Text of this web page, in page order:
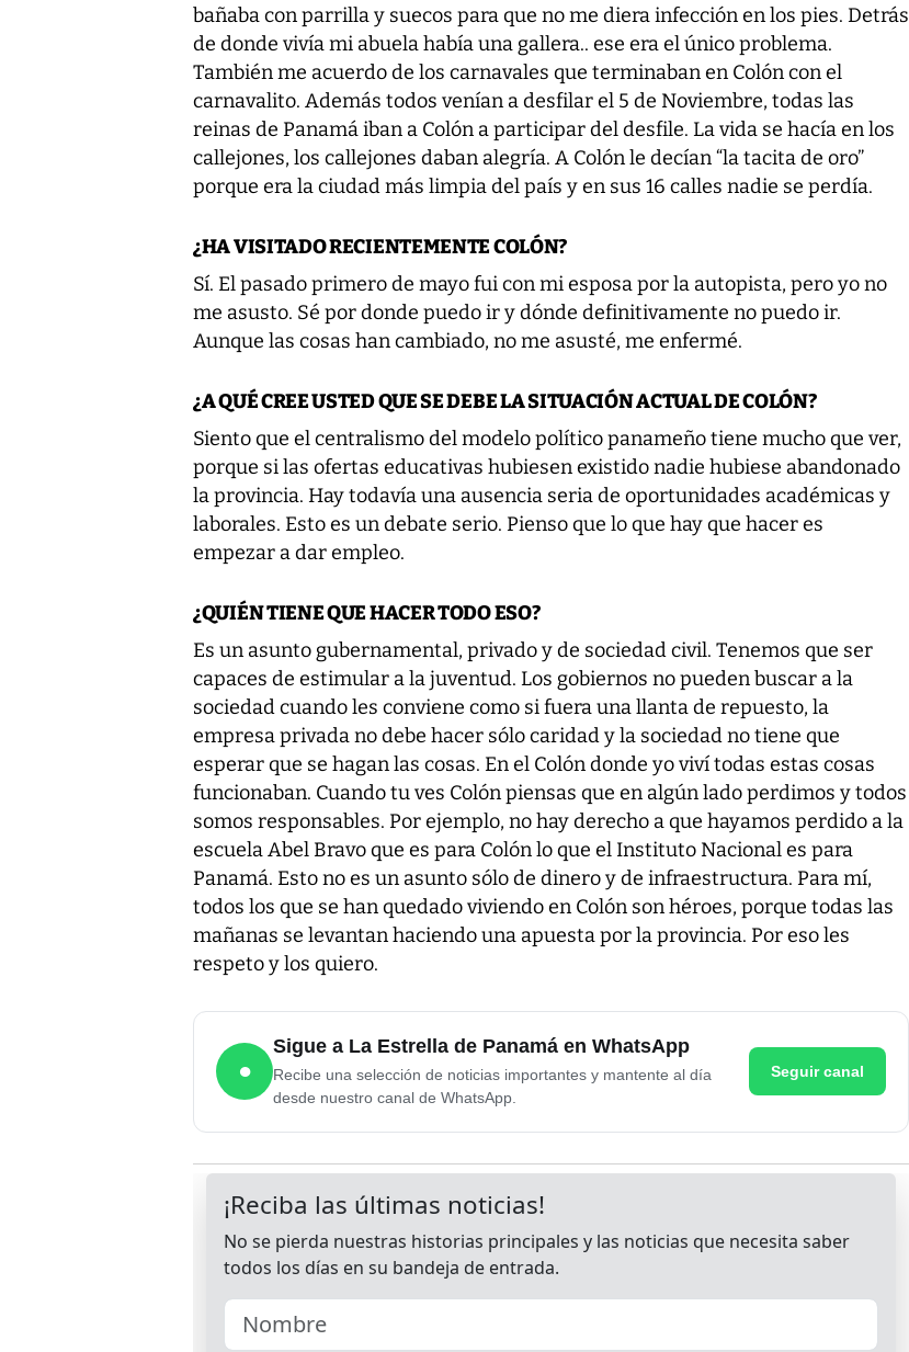
bañaba con parrilla y suecos para que no me diera infección en los pies. Detrás
de donde vivía mi abuela había una gallera.. ese era el único problema.
También me acuerdo de los carnavales que terminaban en Colón con el
carnavalito. Además todos venían a desfilar el 5 de Noviembre, todas las
reinas de Panamá iban a Colón a participar del desfile. La vida se hacía en los
callejones, los callejones daban alegría. A Colón le decían “la tacita de oro”
porque era la ciudad más limpia del país y en sus 16 calles nadie se perdía.
¿HA VISITADO RECIENTEMENTE COLÓN?
Sí. El pasado primero de mayo fui con mi esposa por la autopista, pero yo no
me asusto. Sé por donde puedo ir y dónde definitivamente no puedo ir.
Aunque las cosas han cambiado, no me asusté, me enfermé.
¿A QUÉ CREE USTED QUE SE DEBE LA SITUACIÓN ACTUAL DE COLÓN?
Siento que el centralismo del modelo político panameño tiene mucho que ver,
porque si las ofertas educativas hubiesen existido nadie hubiese abandonado
la provincia. Hay todavía una ausencia seria de oportunidades académicas y
laborales. Esto es un debate serio. Pienso que lo que hay que hacer es
empezar a dar empleo.
¿QUIÉN TIENE QUE HACER TODO ESO?
Es un asunto gubernamental, privado y de sociedad civil. Tenemos que ser
capaces de estimular a la juventud. Los gobiernos no pueden buscar a la
sociedad cuando les conviene como si fuera una llanta de repuesto, la
empresa privada no debe hacer sólo caridad y la sociedad no tiene que
esperar que se hagan las cosas. En el Colón donde yo viví todas estas cosas
funcionaban. Cuando tu ves Colón piensas que en algún lado perdimos y todos
somos responsables. Por ejemplo, no hay derecho a que hayamos perdido a la
escuela Abel Bravo que es para Colón lo que el Instituto Nacional es para
Panamá. Esto no es un asunto sólo de dinero y de infraestructura. Para mí,
todos los que se han quedado viviendo en Colón son héroes, porque todas las
mañanas se levantan haciendo una apuesta por la provincia. Por eso les
respeto y los quiero.
●
Sigue a La Estrella de Panamá en WhatsApp
Recibe una selección de noticias importantes y mantente al día
desde nuestro canal de WhatsApp.
Seguir canal